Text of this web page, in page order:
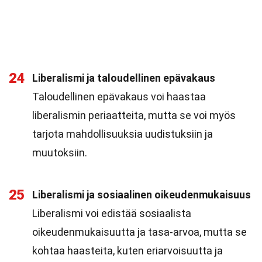
24
Liberalismi ja taloudellinen epävakaus
Taloudellinen epävakaus voi haastaa
liberalismin periaatteita, mutta se voi myös
tarjota mahdollisuuksia uudistuksiin ja
muutoksiin.
25
Liberalismi ja sosiaalinen oikeudenmukaisuus
Liberalismi voi edistää sosiaalista
oikeudenmukaisuutta ja tasa-arvoa, mutta se
kohtaa haasteita, kuten eriarvoisuutta ja